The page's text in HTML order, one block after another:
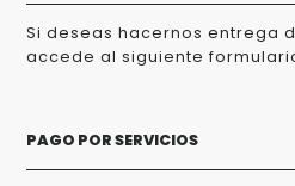
Si deseas hacernos entrega
accede al siguiente
PAGO POR SERVICIOS